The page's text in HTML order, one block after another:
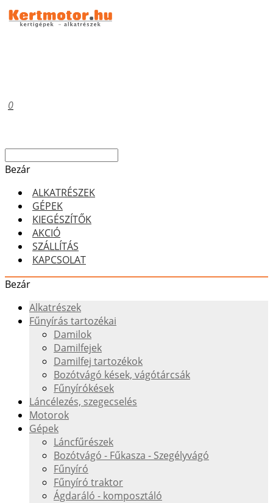
0
Bezár
ALKATRÉSZEK
GÉPEK
KIEGÉSZÍTŐK
AKCIÓ
SZÁLLÍTÁS
KAPCSOLAT
Bezár
Alkatrészek
Fűnyírás tartozékai
Damilok
Damilfejek
Damilfej tartozékok
Bozótvágó kések, vágótárcsák
Fűnyírókések
Láncélezés, szegecselés
Motorok
Gépek
Láncfűrészek
Bozótvágó - Fűkasza - Szegélyvágó
Fűnyíró
Fűnyíró traktor
Ágdaráló - komposztáló